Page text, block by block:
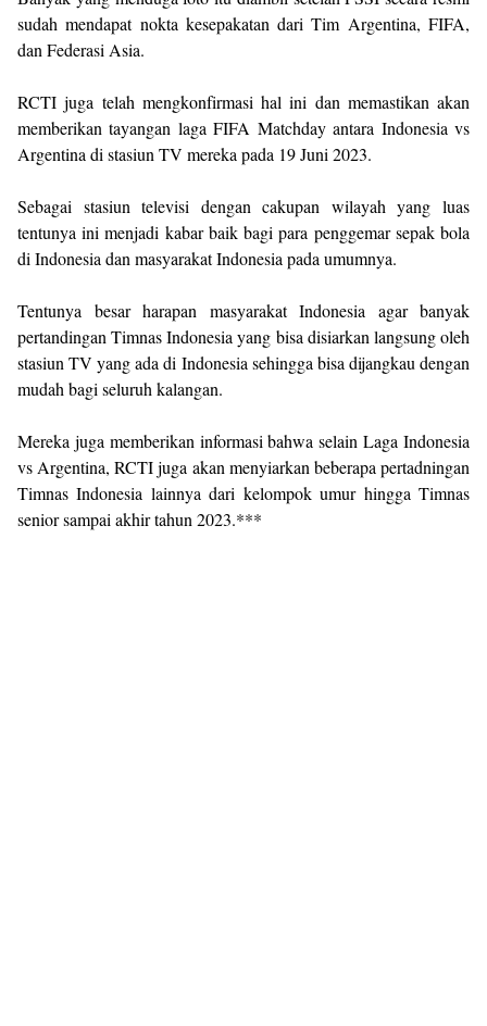
sudah mendapat nokta kesepakatan dari Tim Argentina, FIFA,
dan Federasi Asia.
RCTI juga telah mengkonfirmasi hal ini dan memastikan akan
memberikan tayangan laga FIFA Matchday antara Indonesia vs
Argentina di stasiun TV mereka pada 19 Juni 2023.
Sebagai stasiun televisi dengan cakupan wilayah yang luas
tentunya ini menjadi kabar baik bagi para penggemar sepak bola
di Indonesia dan masyarakat Indonesia pada umumnya.
Tentunya besar harapan masyarakat Indonesia agar banyak
pertandingan Timnas Indonesia yang bisa disiarkan langsung oleh
stasiun TV yang ada di Indonesia sehingga bisa dijangkau dengan
mudah bagi seluruh kalangan.
Mereka juga memberikan informasi bahwa selain Laga Indonesia
vs Argentina, RCTI juga akan menyiarkan beberapa pertadningan
Timnas Indonesia lainnya dari kelompok umur hingga Timnas
senior sampai akhir tahun 2023.***